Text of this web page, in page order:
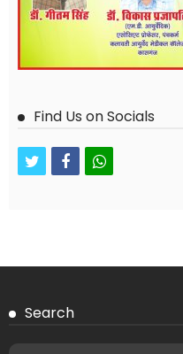
Find Us on Socials
twitterfacebookwhatsapp
Search